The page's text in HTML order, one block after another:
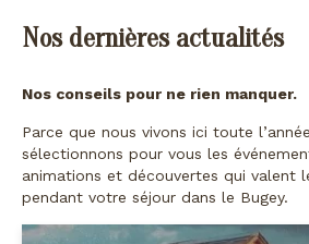
Nos dernières actualités
Nos conseils pour ne rien manquer.
Parce que nous vivons ici toute
sélectionnons pour vous les
animations et découvertes qui valent
pendant votre séjour dans le Bugey.